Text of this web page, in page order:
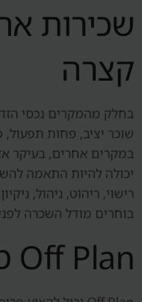
שכירות
קצרה
בחלק מהמקרים נכסי
שוכר יציב, פחות תפעול,
במקרים אחרים, בעיקר
יכולה להיות התאמה
רישוי, ריהוט, ניהול,
בוחרים מודל השכרה
Off Plan מול נכס מוכן